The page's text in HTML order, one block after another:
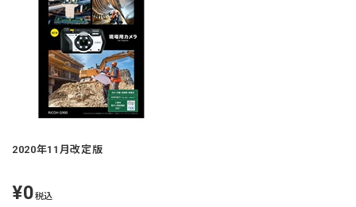
2020年11月改定版
定
価
¥0税込